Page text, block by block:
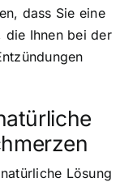
dass Sie eine
die Ihnen bei der
Lösung